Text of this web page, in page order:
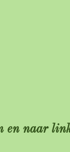
en naar